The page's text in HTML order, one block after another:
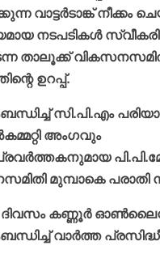
വാട്ടര്‍ടാങ്ക് നീക്കം
നടപടികള്‍
താലൂക്ക്
ഉറപ്പ്.
സി.പി.എം
അംഗവും
മുമ്പാകെ
ദിവസം കണ്ണൂര്‍
വാര്‍ത്ത